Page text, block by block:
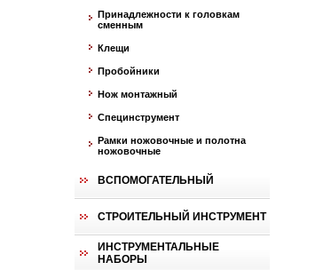
Принадлежности к головкам
сменным
Клещи
Пробойники
Нож монтажный
Специнструмент
Рамки ножовочные и полотна
ножовочные
ВСПОМОГАТЕЛЬНЫЙ
СТРОИТЕЛЬНЫЙ ИНСТРУМЕНТ
ИНСТРУМЕНТАЛЬНЫЕ
НАБОРЫ